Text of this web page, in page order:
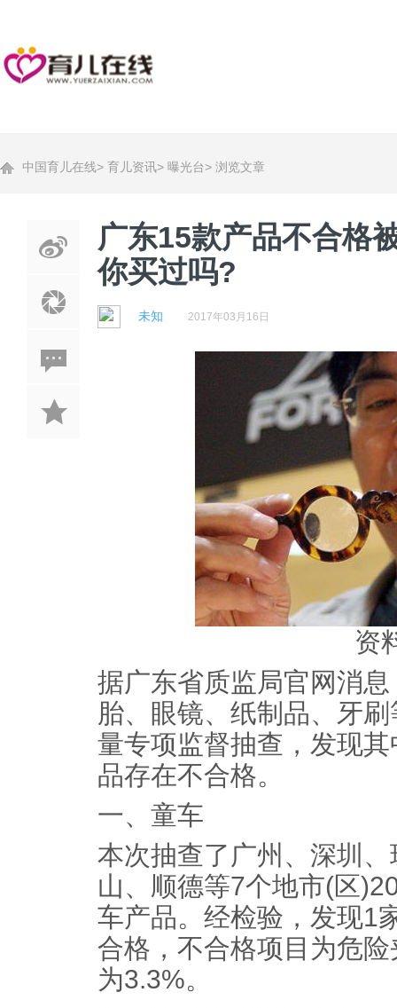
中国育儿在线> 育儿资讯> 曝光台> 浏览文章
广东15款产品不合格
你买过吗?
未知 2017年03月16日
资
据广东省质监局官网消
胎、眼镜、纸制品、牙
量专项监督抽查，发现
品存在不合格。
一、童车
本次抽查了广州、深圳
山、顺德等7个地市(区
车产品。经检验，发现1
合格，不合格项目为危
为3.3%。